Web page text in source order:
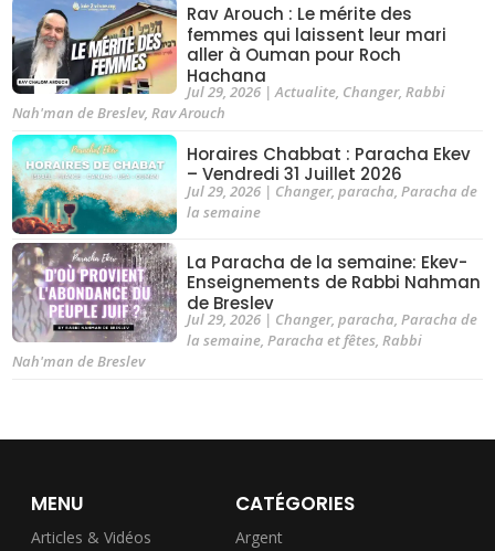
Rav Arouch : Le mérite des
femmes qui laissent leur mari
aller à Ouman pour Roch
Hachana
Jul 29, 2026|Actualite, Changer, Rabbi
Nah'man de Breslev,Rav Arouch
Horaires Chabbat : Paracha Ekev
– Vendredi 31 Juillet 2026
Jul 29, 2026| Changer, paracha Paracha de
la semaine
La Paracha de la semaine: Ekev-
Enseignements de Rabbi Nahman
de Breslev
Jul 29, 2026| Changer, paracha, Paracha de
la semaine, Paracha et fêtes, Rabbi
Nah'man de Breslev
MENU
Articles & Vidéos
CATÉGORIES
Argent